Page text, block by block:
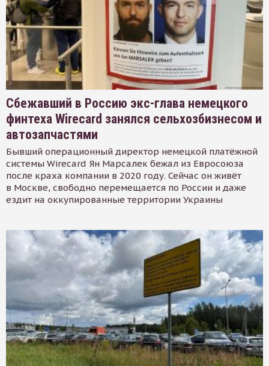
Сбежавший в Россию экс-глава немецкого
финтеха Wirecard занялся сельхозбизнесом и
автозапчастями
Бывший операционный директор немецкой платёжной
системы Wirecard Ян Марсалек бежал из Евросоюза
после краха компании в 2020 году. Сейчас он живёт
в Москве, свободно перемещается по России и даже
ездит на оккупированные территории Украины